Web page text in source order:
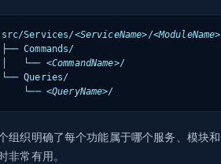
src/Services/<ServiceName>/<ModuleName>
├── Commands/
│   └── <CommandName>/
└── Queries/
    └──
<QueryName>/
组织明确了每个功能属于哪个服务、模块
非常有用。